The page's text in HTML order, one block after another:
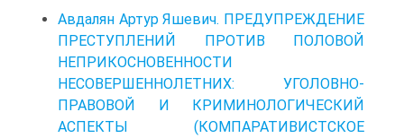
Авдалян Артур Яшевич. ПРЕДУПРЕЖДЕНИЕ
ПРЕСТУПЛЕНИЙ ПРОТИВ ПОЛОВОЙ
НЕПРИКОСНОВЕННОСТИ
НЕСОВЕРШЕННОЛЕТНИХ: УГОЛОВНО-
ПРАВОВОЙ И КРИМИНОЛОГИЧЕСКИЙ
АСПЕКТЫ (КОМПАРАТИВИСТСКОЕ